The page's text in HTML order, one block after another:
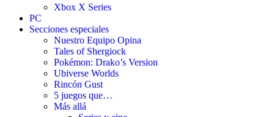
Xbox X Series
PC
Secciones especiales
Nuestro Equipo Opina
Tales of Shergiock
Pokémon: Drako’s Version
Ubiverse Worlds
Rincón Gust
5 juegos que…
Más allá